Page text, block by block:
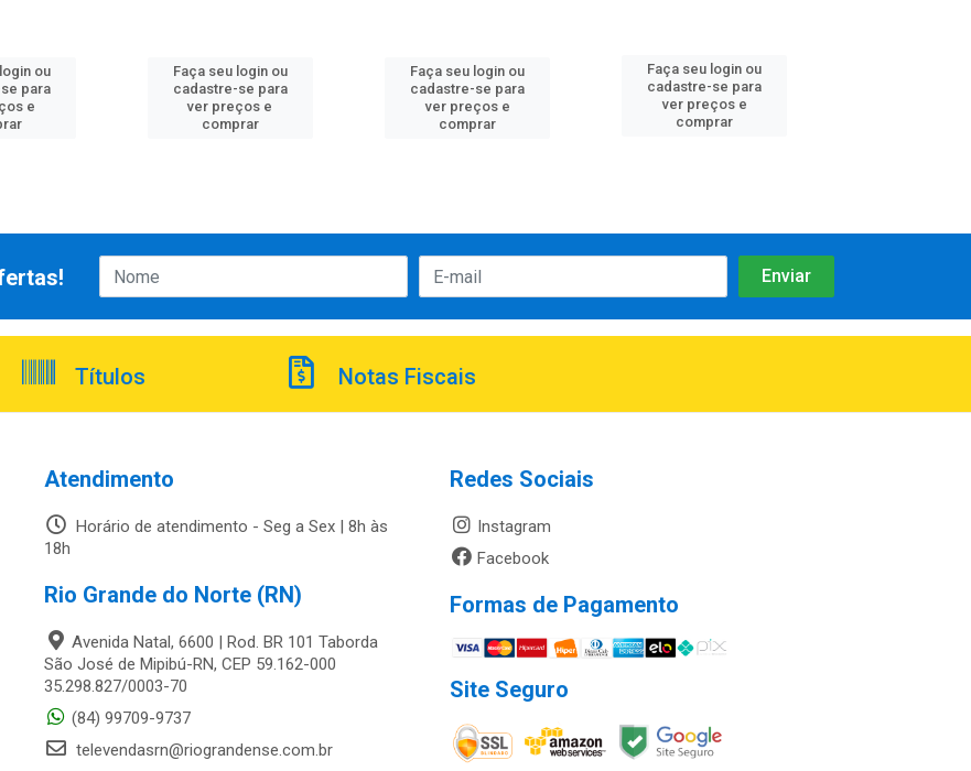
ou
para
e
Faça seu login ou
cadastre-se para
ver preços e
comprar
Faça seu login ou
cadastre-se para
ver preços e
comprar
Faça seu login ou
cadastre-se para
ver preços e
comprar
Títulos Notas Fiscais
Atendimento
Horário de atendimento - Seg a Sex | 8h às
18h
Rio Grande do Norte (RN)
Avenida Natal, 6600 | Rod. BR 101 Taborda
São José de Mipibú-RN, CEP 59.162-000
35.298.827/0003-70
(84) 99709-9737
televendasrn@riograndense.com.br
Redes Sociais
Instagram
Facebook
Formas de Pagamento
Site Seguro